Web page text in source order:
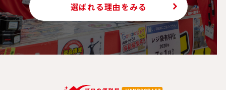
選ばれる理由をみる